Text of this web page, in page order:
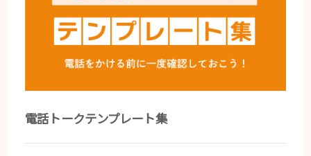
電話トークテンプレート集